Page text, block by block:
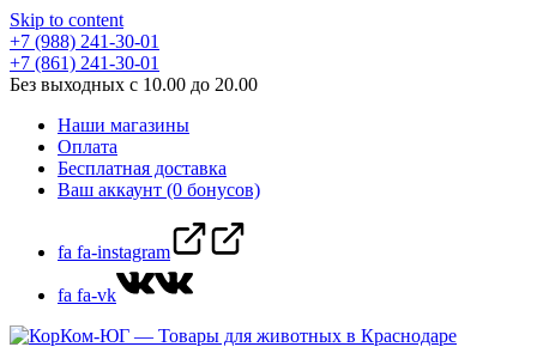
Skip to content
+7 (988) 241-30-01
+7 (861) 241-30-01
Без выходных с 10.00 до 20.00
Наши магазины
Оплата
Бесплатная доставка
Ваш аккаунт (0 бонусов)
fa fa-instagram
fa fa-vk